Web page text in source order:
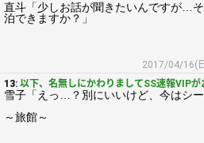
直斗「少しお話が聞きたいんですが…
泊できますか？」
2017/04/16(
13: 以下、名無しにかわりましてSS速報VIPが
雪子「えっ…？別にいいけど、今はシー
～旅館～